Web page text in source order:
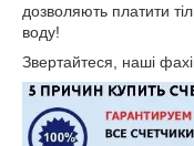
дозволяють платити
воду!
Звертайтеся, наші